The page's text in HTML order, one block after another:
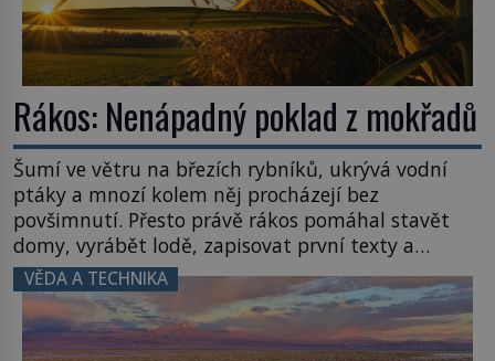
Rákos: Nenápadný poklad z mokřadů
Šumí ve větru na březích rybníků, ukrývá vodní
ptáky a mnozí kolem něj procházejí bez
povšimnutí. Přesto právě rákos pomáhal stavět
domy, vyrábět lodě, zapisovat první texty a
inspiroval řadu pověstí. Tato skromná, ale
užitečná rostlina provází člověka už tisíce let.
Většina lidí vnímá rákos jen jako obyčejnou kulisu
letního koupání. Stačí se však podívat […]
VĚDA A TECHNIKA